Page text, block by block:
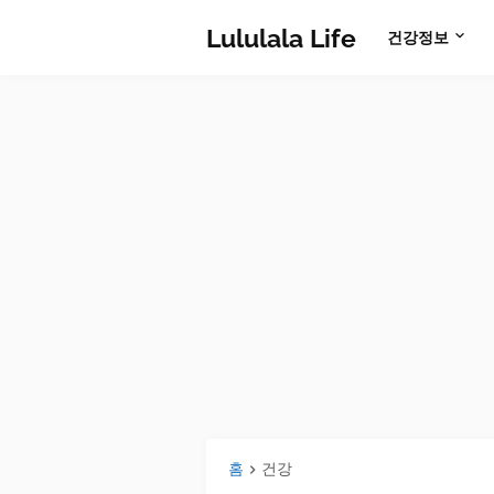
Lululala Life 건강정보
홈 건강